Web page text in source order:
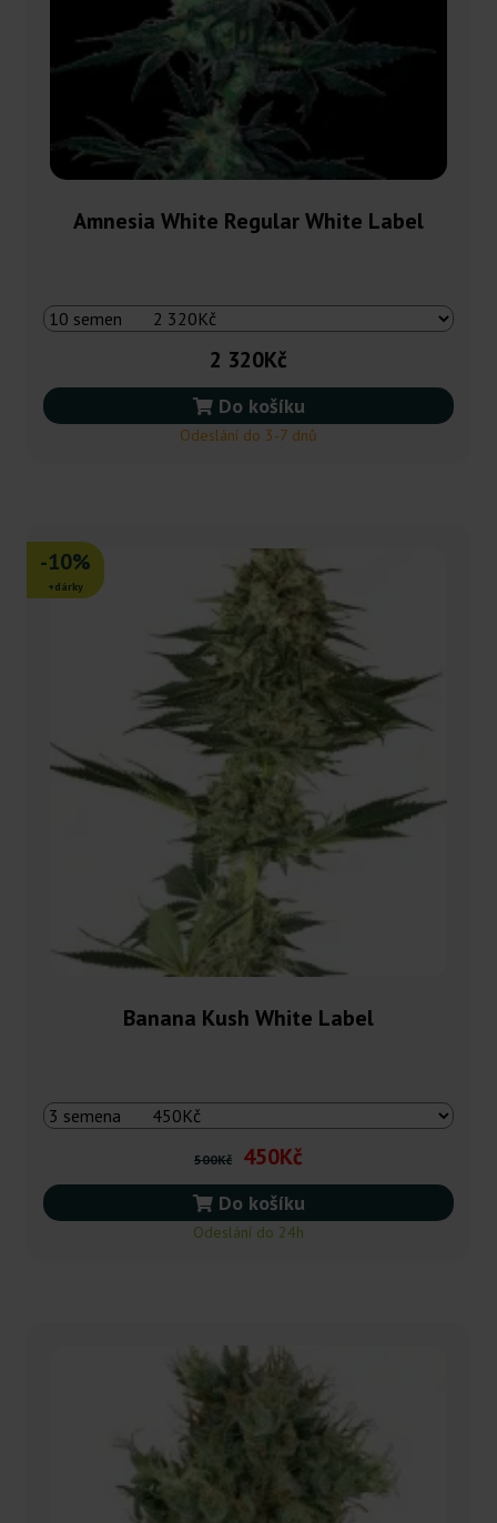
Amnesia White Regular White Label
2 320Kč
Do košíku
Odeslání do 3-7 dnů
-10%
+dárky
Banana Kush White Label
500Kč 450Kč
Do košíku
Odeslání do 24h